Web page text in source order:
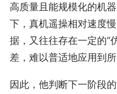
高质量且能规模化的机
下，真机遥操相对速度
据，又往往存在一定的“
差，难以普适地应用到所
因此，他判断下一阶段